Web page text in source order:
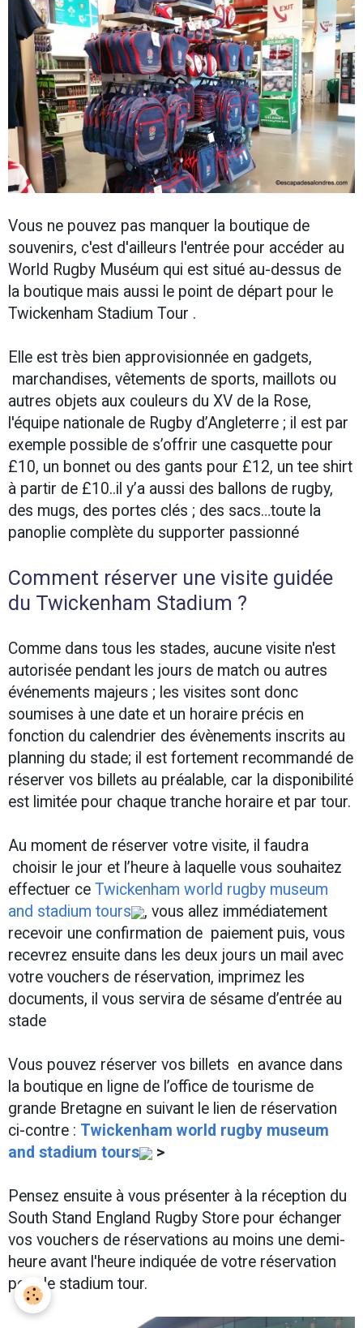
Vous ne pouvez pas manquer la boutique de
souvenirs, c'est d'ailleurs l'entrée pour accéder au
World Rugby Muséum qui est situé au-dessus de
la boutique mais aussi le point de départ pour le
Twickenham Stadium Tour .
Elle est très bien approvisionnée en gadgets,
marchandises, vêtements de sports, maillots ou
autres objets aux couleurs du XV de la Rose,
l'équipe nationale de Rugby d’Angleterre ; il est par
exemple possible de s’offrir une casquette pour
£10, un bonnet ou des gants pour £12, un tee shirt
à partir de £10..il y’a aussi des ballons de rugby,
des mugs, des portes clés ; des sacs…toute la
panoplie complète du supporter passionné
Comment réserver une visite guidée
du Twickenham Stadium ?
Comme dans tous les stades, aucune visite n'est
autorisée pendant les jours de match ou autres
événements majeurs ; les visites sont donc
soumises à une date et un horaire précis en
fonction du calendrier des évènements inscrits au
planning du stade; il est fortement recommandé de
réserver vos billets au préalable, car la disponibilité
est limitée pour chaque tranche horaire et par tour.
Au moment de réserver votre visite, il faudra
choisir le jour et l’heure à laquelle vous souhaitez
effectuer ce Twickenham world rugby museum
and stadium tours
, vous allez immédiatement
recevoir une confirmation de paiement puis, vous
recevrez ensuite dans les deux jours un mail avec
votre vouchers de réservation, imprimez les
documents, il vous servira de sésame d’entrée au
stade
Vous pouvez réserver vos billets en avance dans
la boutique en ligne de l’office de tourisme de
grande Bretagne en suivant le lien de réservation
ci-contre : Twickenham world rugby museum
and stadium tours
>
Pensez ensuite à vous présenter à la réception du
South Stand England Rugby Store pour échanger
vos vouchers de réservations au moins une demi-
heure avant l'heure indiquée de votre réservation
pour le stadium tour.